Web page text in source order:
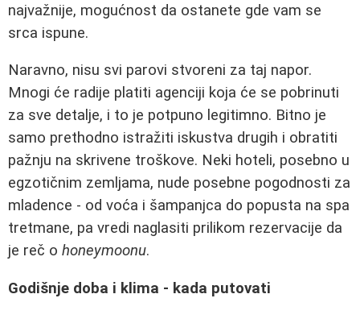
najvažnije, mogućnost da ostanete gde vam se
srca ispune.
Naravno, nisu svi parovi stvoreni za taj napor.
Mnogi će radije platiti agenciji koja će se pobrinuti
za sve detalje, i to je potpuno legitimno. Bitno je
samo prethodno istražiti iskustva drugih i obratiti
pažnju na skrivene troškove. Neki hoteli, posebno u
egzotičnim zemljama, nude posebne pogodnosti za
mladence - od voća i šampanjca do popusta na spa
tretmane, pa vredi naglasiti prilikom rezervacije da
je reč o honeymoonu.
Godišnje doba i klima - kada putovati